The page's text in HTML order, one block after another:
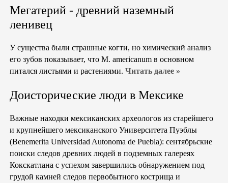
Мегатерий - древний наземный
ленивец
У существа были страшные когти, но химический анализ
его зубов показывает, что M. americanum в основном
питался листьями и растениями. Читать далее »
Доисторические люди в Мексике
Важные находки мексиканских археологов из старейшего
и крупнейшего мексиканского Университета Пуэблы
(Benemerita Universidad Autonoma de Puebla): сентябрьские
поиски следов древних людей в подземных галереях
Кокскатлана с успехом завершились обнаружением под
грудой камней следов первобытного кострища и